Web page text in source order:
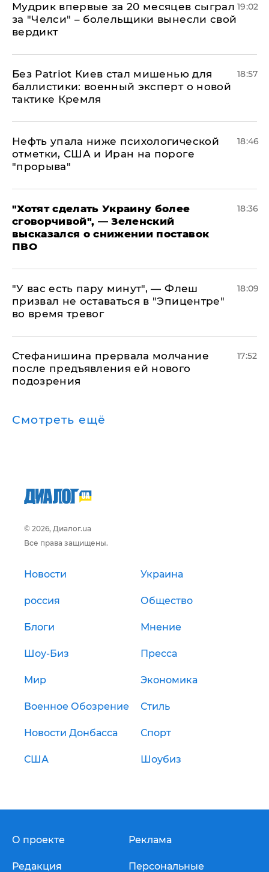
Мудрик впервые за 20 месяцев сыграл
за "Челси" – болельщики вынесли свой
вердикт
19:02
​Без Patriot Киев стал мишенью для
баллистики: военный эксперт о новой
тактике Кремля
18:57
Нефть упала ниже психологической
отметки, США и Иран на пороге
"прорыва"
18:46
​"Хотят сделать Украину более
сговорчивой", — Зеленский
высказался о снижении поставок
ПВО
18:36
​"У вас есть пару минут", — Флеш
призвал не оставаться в "Эпицентре"
во время тревог
18:09
Стефанишина прервала молчание
после предъявления ей нового
подозрения
17:52
Смотреть ещё
© 2026, Диалог.ua
Все права защищены.
Новости Украина
россия Общество
Блоги Мнение
Шоу-Биз Пресса
Мир Экономика
Военное Обозрение Стиль
Новости Донбасса Спорт
США Шоубиз
О проекте
Редакция
Реклама
Персональные